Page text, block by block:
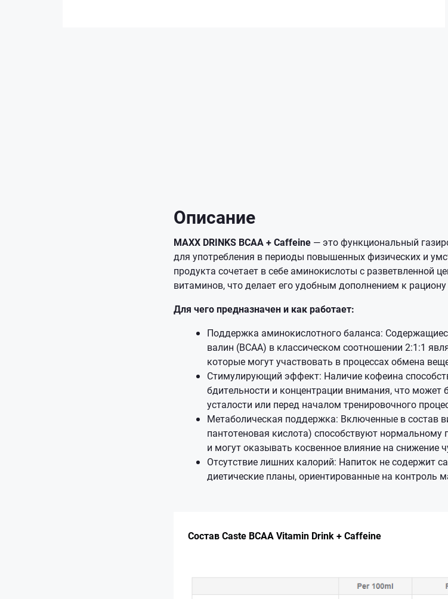
Описание
MAXX DRINKS BCAA + Caffeine — это функциональный
для употребления в периоды повышенных физических и
продукта сочетает в себе аминокислоты с разветвленной
витаминов, что делает его удобным дополнением к
Для чего предназначен и как работает:
Поддержка аминокислотного баланса:
валин (BCAA) в классическом соотношении 2:1:1
которые могут участвовать в процессах обмена
Стимулирующий эффект: Наличие кофеина
бдительности и концентрации внимания, что
усталости или перед началом тренировочного
Метаболическая поддержка: Включенные в состав
пантотеновая кислота) способствуют нормальному
и могут оказывать косвенное влияние на снижение
Отсутствие лишних калорий: Напиток не содержит
диетические планы, ориентированные на контроль
Состав Caste BCAA Vitamin Drink + Caffeine